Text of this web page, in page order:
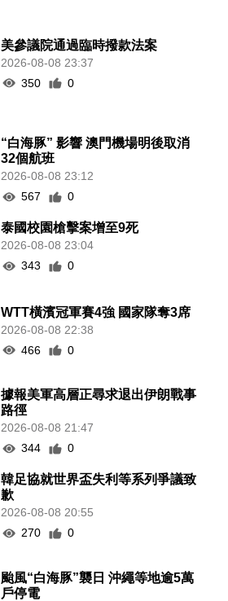
美參議院通過臨時撥款法案
2026-08-08 23:37
350
0
“白海豚” 影響 澳門機場明後取消
32個航班
2026-08-08 23:12
567
0
泰國校園槍擊案增至9死
2026-08-08 23:04
343
0
WTT橫濱冠軍賽4強 國家隊奪3席
2026-08-08 22:38
466
0
據報美軍高層正尋求退出伊朗戰事
路徑
2026-08-08 21:47
344
0
韓足協就世界盃失利等系列爭議致
歉
2026-08-08 20:55
270
0
颱風“白海豚”襲日 沖繩等地逾5萬
戶停電